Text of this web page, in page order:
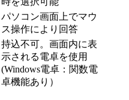
パソコン画面上でマウ
ス操作により回答
持込不可。画面内に表
示される電卓を使用
(Windows電卓：関数電
卓機能あり）